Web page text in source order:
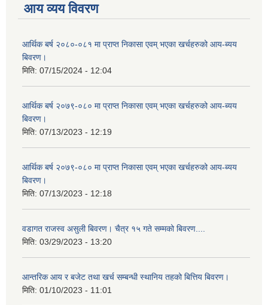
आय व्यय विवरण
आर्थिक बर्ष २०८०-०८१ मा प्राप्त निकासा एवम् भएका खर्चहरुको आय-ब्यय
बिवरण।
मिति: 07/15/2024 - 12:04
आर्थिक बर्ष २०७९-०८० मा प्राप्त निकासा एवम् भएका खर्चहरुको आय-ब्यय
बिवरण।
मिति: 07/13/2023 - 12:19
आर्थिक बर्ष २०७९-०८० मा प्राप्त निकासा एवम् भएका खर्चहरुको आय-ब्यय
बिवरण।
मिति: 07/13/2023 - 12:18
वडागत राजस्व असुली बिवरण। चैत्र १५ गते सम्मको बिवरण....
मिति: 03/29/2023 - 13:20
आन्तरिक आय र बजेट तथा खर्च सम्बन्धी स्थानिय तहको बित्तिय बिवरण।
मिति: 01/10/2023 - 11:01